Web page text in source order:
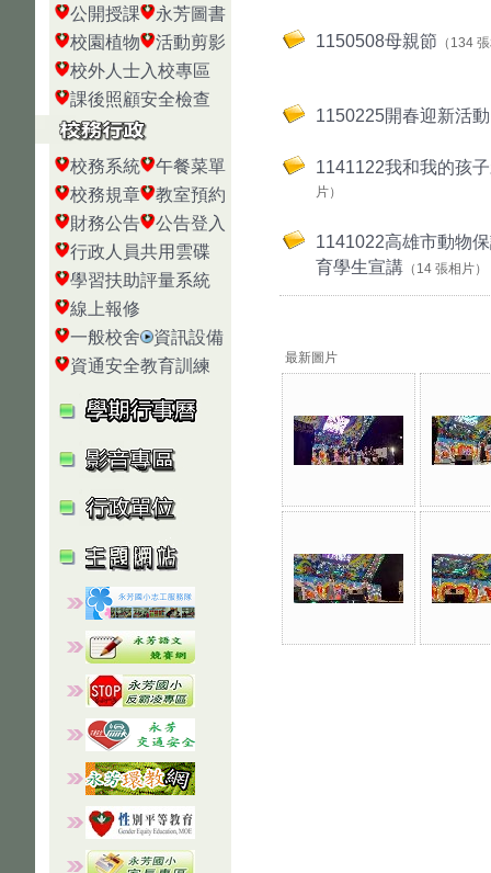
公開授課
永芳圖書
校園植物
活動剪影
校外人士入校專區
課後照顧安全檢查
校務系統
午餐菜單
校務規章
教室預約
財務公告
公告登入
行政人員共用雲碟
學習扶助評量系統
線上報修
一般校舍
資訊設備
資通安全教育訓練
1150508母親節 （134
1150225開春迎新活動
1141122我和我的孩
片）
1141022高雄市動物
育學生宣講 （14 張相片）
最新圖片